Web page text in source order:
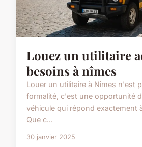
Louez un utilitaire
besoins à nîmes
Louer un utilitaire à Nîmes n'est
formalité, c'est une opportunité
véhicule qui répond exactement
Que c...
30 janvier 2025